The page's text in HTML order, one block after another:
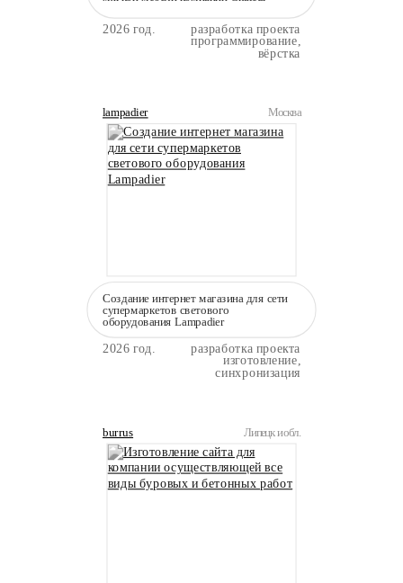
2026 год. разработка проекта
программирование,
вёрстка
lampadier Москва
Создание интернет магазина для сети
супермаркетов светового
оборудования Lampadier
2026 год. разработка проекта
изготовление,
синхронизация
burrus Липецк и обл.